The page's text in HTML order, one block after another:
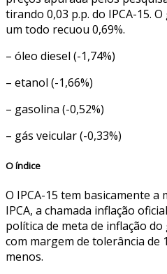
tirando 0,03 p.p. do IPCA-15.
um todo recuou 0,69%.
– óleo diesel (-1,74%)
– etanol (-1,66%)
– gasolina (-0,52%)
– gás veicular (-0,33%)
O índice
O IPCA-15 tem basicamente
IPCA, a chamada inflação
política de meta de inflação do
com margem de tolerância de
menos.